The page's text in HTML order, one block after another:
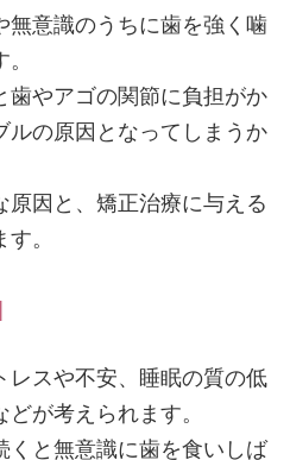
無意識のうちに歯を強く噛
歯やアゴの関節に負担がか
ルの原因となってしまうか
原因と、矯正治療に与える
。
レスや不安、睡眠の質の低
が考えられます。
くと無意識に歯を食いしば